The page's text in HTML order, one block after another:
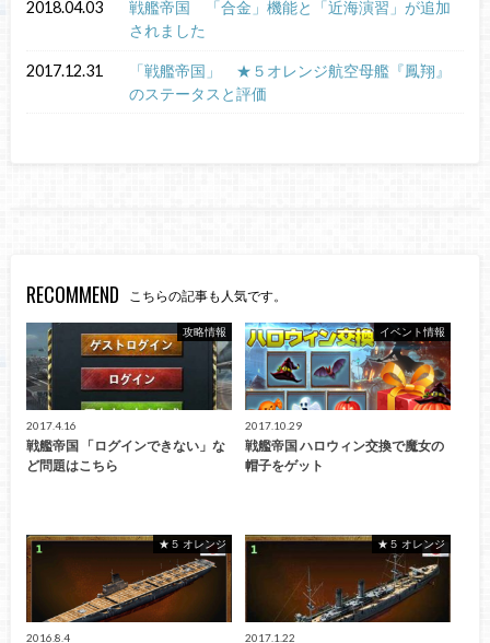
2018.04.03
戦艦帝国 「合金」機能と「近海演習」が追加
されました
2017.12.31
「戦艦帝国」 ★５オレンジ航空母艦『鳳翔』
のステータスと評価
RECOMMEND こちらの記事も人気です。
攻略情報
2017.4.16
戦艦帝国 「ログインできない」な
ど問題はこちら
イベント情報
2017.10.29
戦艦帝国 ハロウィン交換で魔女の
帽子をゲット
★５ オレンジ
2016.8.4
★５ オレンジ
2017.1.22